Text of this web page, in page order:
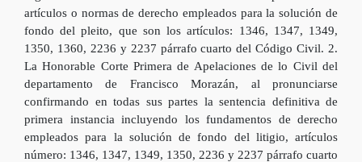
artículos o normas de derecho empleados para la solución de
fondo del pleito, que son los artículos: 1346, 1347, 1349,
1350, 1360, 2236 y 2237 párrafo cuarto del Código Civil. 2.
La Honorable Corte Primera de Apelaciones de lo Civil del
departamento de Francisco Morazán, al pronunciarse
confirmando en todas sus partes la sentencia definitiva de
primera instancia incluyendo los fundamentos de derecho
empleados para la solución de fondo del litigio, artículos
número: 1346, 1347, 1349, 1350, 2236 y 2237 párrafo cuarto